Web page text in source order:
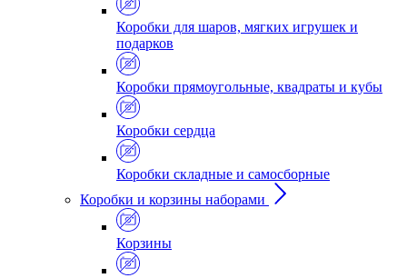
Коробки для шаров, мягких игрушек и
подарков
Коробки прямоугольные, квадраты и кубы
Коробки сердца
Коробки складные и самосборные
Коробки и корзины наборами
Корзины